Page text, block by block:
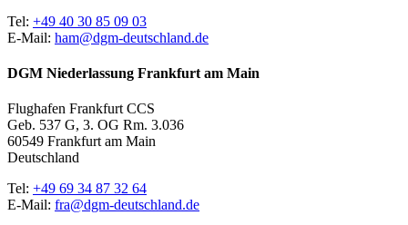
Tel: +49 40 30 85 09 03
E-Mail: ham@dgm-deutschland.de
DGM Niederlassung Frankfurt am Main
Flughafen Frankfurt CCS
Geb. 537 G, 3. OG Rm. 3.036
60549 Frankfurt am Main
Deutschland
Tel: +49 69 34 87 32 64
E-Mail: fra@dgm-deutschland.de